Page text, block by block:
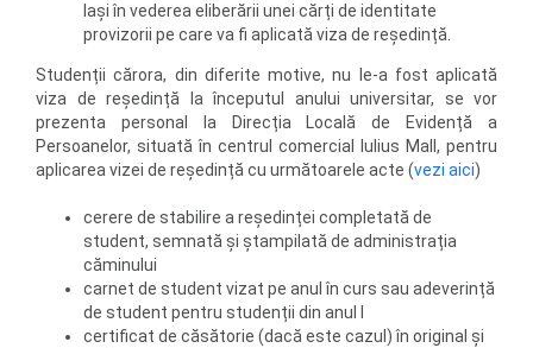
lași în vederea eliberării unei cărți de identitate
provizorii pe care va fi aplicată viza de reședință.
Studenții cărora, din diferite motive, nu le-a fost aplicată
viza de reședință la începutul anului universitar, se vor
prezenta personal la Direcția Locală de Evidență a
Persoanelor, situată în centrul comercial lulius Mall, pentru
aplicarea vizei de reședință cu următoarele acte (vezi aici)
cerere de stabilire a reședinței completată de
student, semnată și ștampilată de administrația
căminului
carnet de student vizat pe anul în curs sau adeverință
de student pentru studenții din anul I
certificat de căsătorie (dacă este cazul) în original și